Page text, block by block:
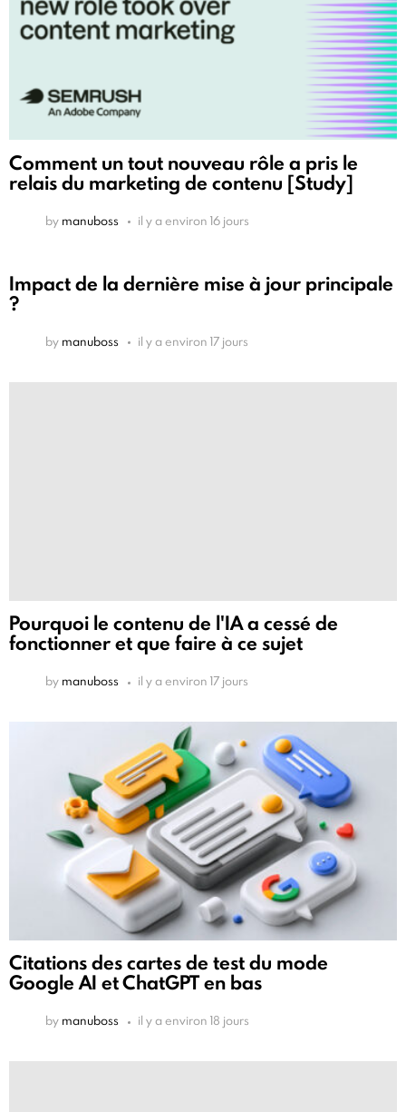
Comment un tout nouveau rôle a pris le
relais du marketing de contenu [Study]
by manuboss il y a environ 16 jours
Impact de la dernière mise à jour principale
?
by manuboss il y a environ 17 jours
Pourquoi le contenu de l'IA a cessé de
fonctionner et que faire à ce sujet
by manuboss il y a environ 17 jours
Citations des cartes de test du mode
Google AI et ChatGPT en bas
by manuboss il y a environ 18 jours